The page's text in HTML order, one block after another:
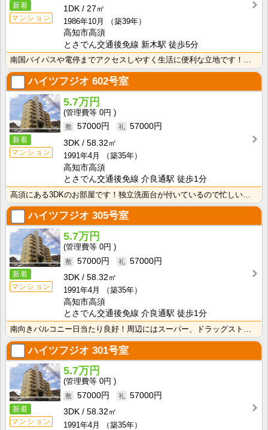
新着
マンション
1DK
27㎡
1986年10月
（築39年）
高知市高須
とさでん交通後免線 新木駅 徒歩5分
南国バイパスや電停までアクセスしやすく生活に便利な立地です！エアコン・照明器具が付いて初期費用の節約･･･
ハイツフジオ 602号室
新着
マンション
5.7万円
0円
57000円
57000円
3DK
58.32㎡
1991年4月
（築35年）
高知市高須
とさでん交通後免線 介良通駅 徒歩1分
ハイツフジオ 305号室
新着
マンション
5.7万円
0円
57000円
57000円
3DK
58.32㎡
1991年4月
（築35年）
高知市高須
とさでん交通後免線 介良通駅 徒歩1分
ハイツフジオ 301号室
新着
マンション
5.7万円
0円
57000円
57000円
3DK
58.32㎡
1991年4月
（築35年）